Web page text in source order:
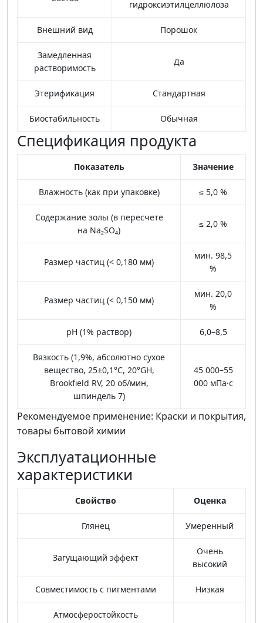
гидроксиэтилцеллюлоза
Внешний вид Порошок
Замедленная
растворимость
Да
Этерификация Стандартная
Биостабильность Обычная
Спецификация продукта
Показатель Значение
Влажность (как при упаковке) ≤ 5,0 %
Содержание золы (в пересчете
на Na₂SO₄)
≤ 2,0 %
Размер частиц (< 0,180 мм)
мин. 98,5
%
Размер частиц (< 0,150 мм)
мин. 20,0
%
pH (1% раствор) 6,0–8,5
Вязкость (1,9%, абсолютно сухое
вещество, 25±0,1°C, 20°GH,
Brookfield RV, 20 об/мин,
шпиндель 7)
45 000–55
000 мПа·с
Рекомендуемое применение: Краски и покрытия,
товары бытовой химии
Эксплуатационные
характеристики
Свойство Оценка
Глянец Умеренный
Загущающий эффект
Очень
высокий
Совместимость с пигментами Низкая
Атмосферостойкость